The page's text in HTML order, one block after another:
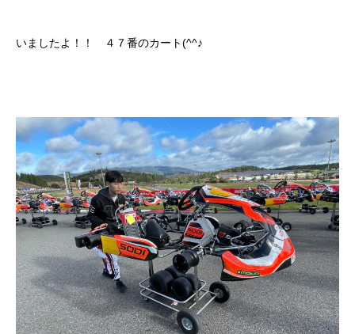
いましたよ！！ ４７番のカート(^^♪